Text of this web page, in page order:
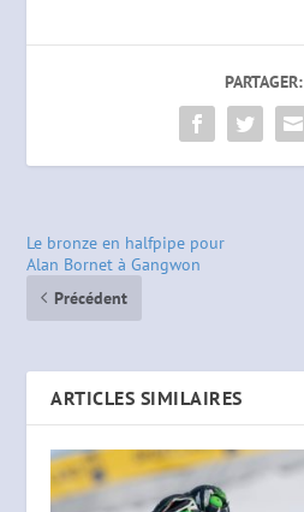
PARTAGER:
Le bronze en halfpipe pour
Alan Bornet à Gangwon
Précédent
ARTICLES SIMILAIRES